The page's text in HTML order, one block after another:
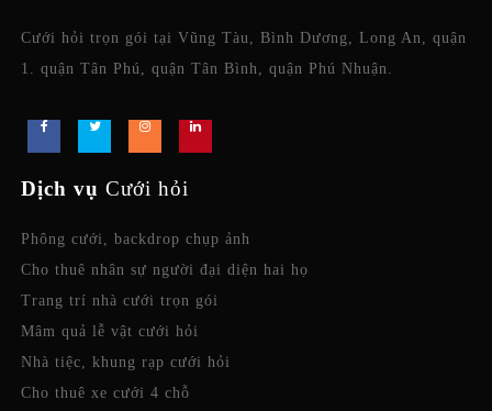
Cưới hỏi trọn gói tại Vũng Tàu, Bình Dương, Long An, quận
1. quận Tân Phú, quận Tân Bình, quận Phú Nhuận.
Dịch vụCưới hỏi
Phông cưới, backdrop chụp ảnh
Cho thuê nhân sự người đại diện hai họ
Trang trí nhà cưới trọn gói
Mâm quả lễ vật cưới hỏi
Nhà tiệc, khung rạp cưới hỏi
Cho thuê xe cưới 4 chỗ